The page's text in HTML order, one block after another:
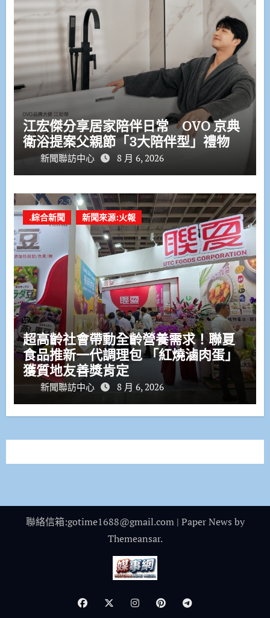
江宏傑分享居家陪伴日常 OVO 京典
衛浴提案父親節「3大陪伴型」禮物
新聞聯訪中心 8 月 6, 2026
.綜合新聞 新聞來源:火報
超高齡社會帶動全齡營養需求！聯夏
食品推新一代調理包 「紅燒滷肉蛋」
獲質地友善獎肯定
新聞聯訪中心 8 月 6, 2026
聯絡信箱:gotime1688@gmail.com | Paper News by
Themeansar.